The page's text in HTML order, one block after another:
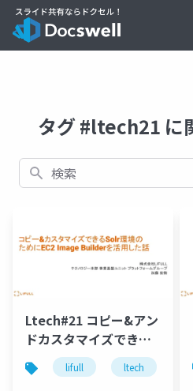
タグ #ltech21 に
検索
Ltech#21 コピー&アン
ドカスタマイズできる
Solr
lifull ltech